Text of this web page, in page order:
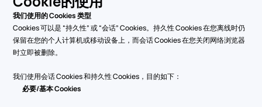
我们使用的 Cookies 类型
Cookies 可以是 “持久性” 或 “会话” Cookies。持久性 Cookies 在您离线时仍
保留在您的个人计算机或移动设备上，而会话 Cookies 在您关闭网络浏览器
时立即被删除。
我们使用会话 Cookies 和持久性 Cookies，目的如下：
必要/基本 Cookies